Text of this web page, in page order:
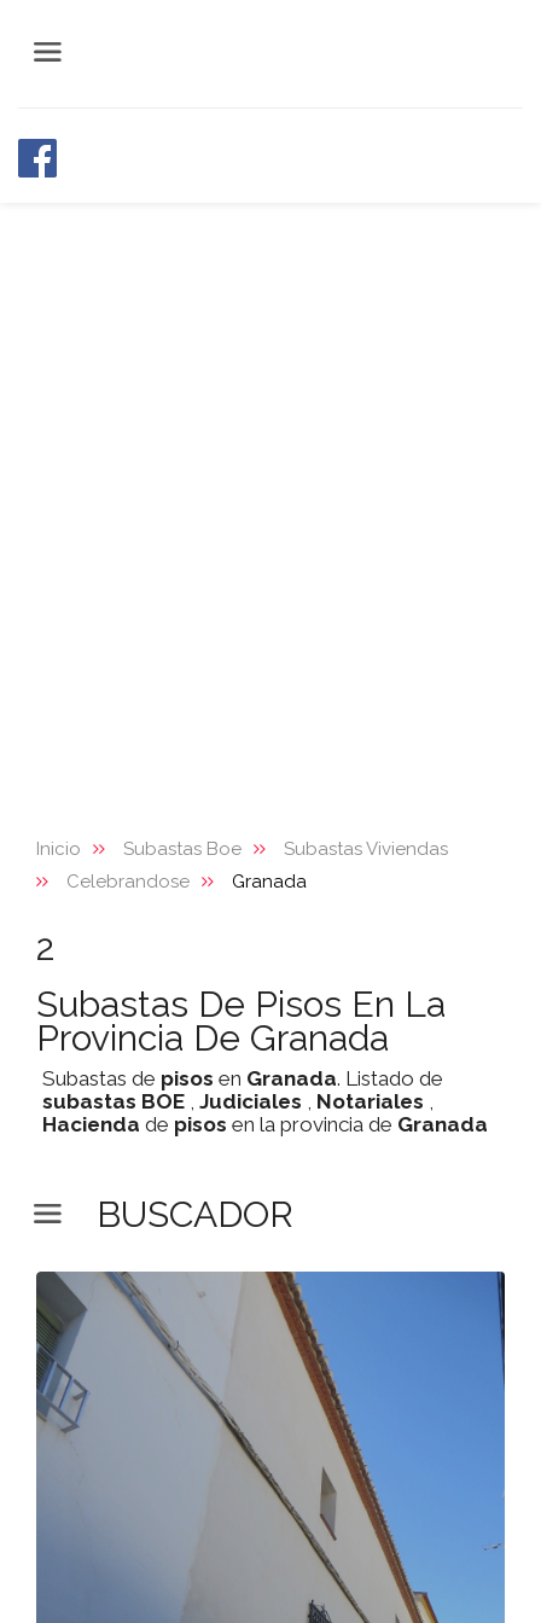
Inicio Subastas Boe
Subastas Viviendas
Celebrandose
Granada
2
Subastas De Pisos En La
Provincia De Granada
Subastas de pisos en Granada. Listado de
subastas BOE , Judiciales , Notariales ,
Hacienda de pisos en la provincia de Granada
BUSCADOR